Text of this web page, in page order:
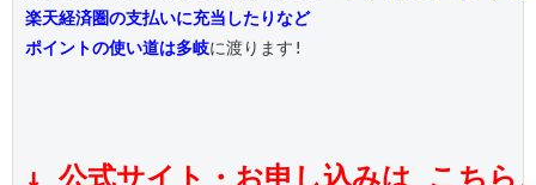
楽天経済圏の支払いに充当したりなど
ポイントの使い道は多岐に渡ります!
↓ 公式サイト・お申し込みは こちら